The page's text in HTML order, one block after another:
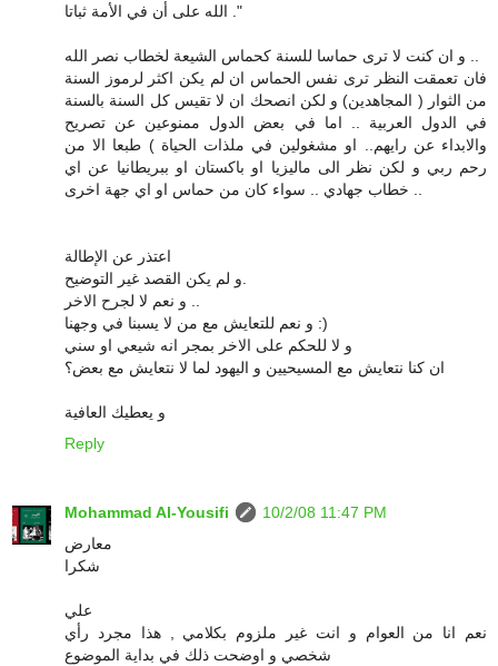
الله على أن في الأمة ثباتا ."
فان تعمقت النظر ترى نفس الحماس ان لم يكن اكثر لرموز السنة
من الثوار ( المجاهدين) و لكن انصحك ان لا تقيس كل السنة بالسنة
في الدول العربية .. اما في بعض الدول ممنوعين عن تصريح
والابداء عن رايهم.. او مشغولين في ملذات الحياة ) طبعا الا من
رحم ربي و لكن نظر الى ماليزيا او باكستان او ببريطانيا عن اي
اعتذر عن الإطالة
و نعم للتعايش مع من لا يسبنا في وجهنا :)
و لا للحكم على الاخر بمجر انه شيعي او سني
ان كنا نتعايش مع المسيحيين و اليهود لما لا نتعايش مع بعض؟
و يعطيك العافية
Reply
Mohammad Al-Yousifi
10/2/08 11:47 PM
معارض
شكرا
علي
نعم انا من العوام و انت غير ملزوم بكلامي , هذا مجرد رأي
شخصي و اوضحت ذلك في بداية الموضوع